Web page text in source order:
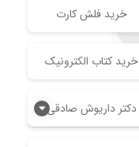
خرید فلش کارت
خرید کتاب الکترونیک
دکتر داریوش صادقی